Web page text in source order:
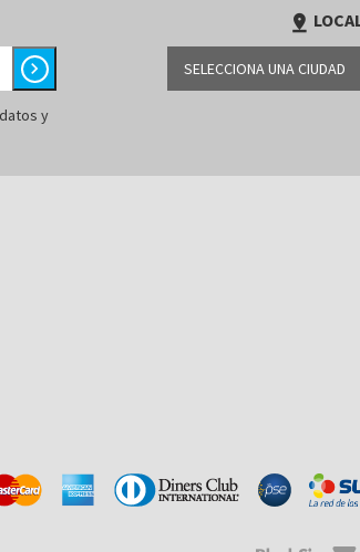
chevron_right
y
pin_drop
SELECCIONA UNA CIUDAD